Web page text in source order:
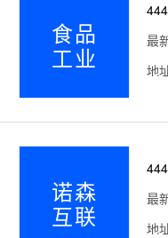
食品
工业
最
地
诺森
互联
最
地